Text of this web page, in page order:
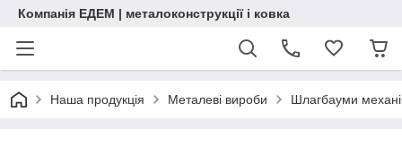
Компанія ЕДЕМ | металоконструкції і ковка
Наша продукція Металеві вироби Шлагбауми